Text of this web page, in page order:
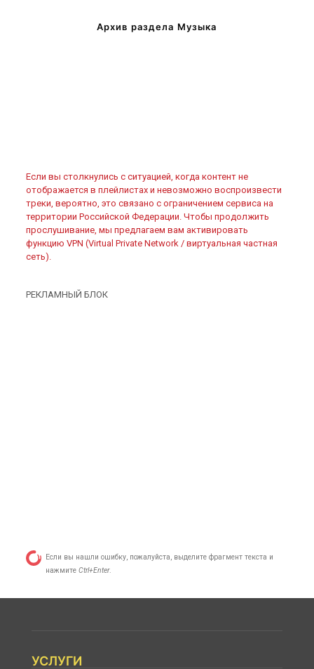
Архив раздела Музыка
Если вы столкнулись с ситуацией, когда контент не
отображается в плейлистах и невозможно воспроизвести
треки, вероятно, это связано с ограничением сервиса на
территории Российской Федерации. Чтобы продолжить
прослушивание, мы предлагаем вам активировать
функцию VPN (Virtual Private Network / виртуальная частная
сеть).
РЕКЛАМНЫЙ БЛОК
Если вы нашли ошибку, пожалуйста, выделите фрагмент текста и
нажмите Ctrl+Enter.
УСЛУГИ